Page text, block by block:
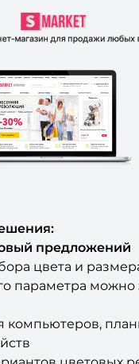
цвета и размера
параметра можно
цветовых
(слева